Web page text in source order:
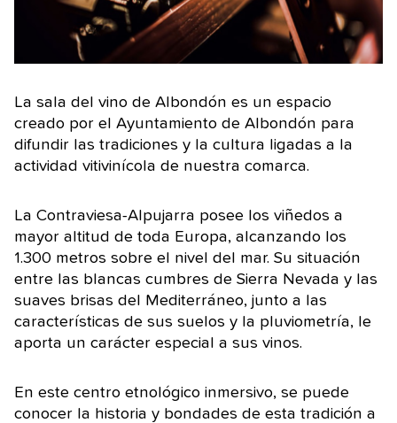
La sala del vino de Albondón es un espacio
creado por el Ayuntamiento de Albondón para
difundir las tradiciones y la cultura ligadas a la
actividad vitivinícola de nuestra comarca.
La Contraviesa-Alpujarra posee los viñedos a
mayor altitud de toda Europa, alcanzando los
1.300 metros sobre el nivel del mar. Su situación
entre las blancas cumbres de Sierra Nevada y las
suaves brisas del Mediterráneo, junto a las
características de sus suelos y la pluviometría, le
aporta un carácter especial a sus vinos.
En este centro etnológico inmersivo, se puede
conocer la historia y bondades de esta tradición a